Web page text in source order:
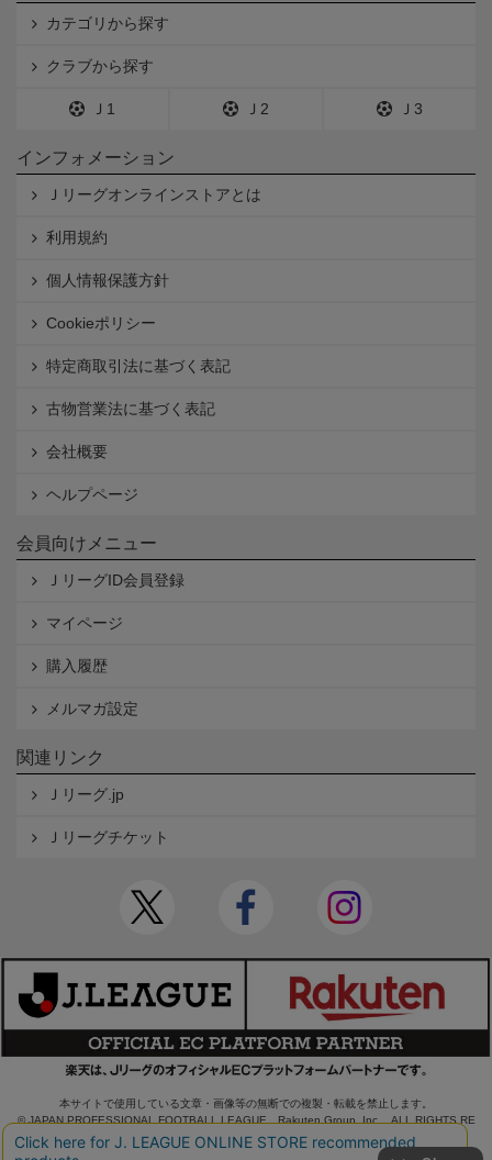
カテゴリから探す
クラブから探す
Ｊ1 Ｊ2 Ｊ3
インフォメーション
Ｊリーグオンラインストアとは
利用規約
個人情報保護方針
Cookieポリシー
特定商取引法に基づく表記
古物営業法に基づく表記
会社概要
ヘルプページ
会員向けメニュー
ＪリーグID会員登録
マイページ
購入履歴
メルマガ設定
関連リンク
Ｊリーグ.jp
Ｊリーグチケット
本サイトで使用している文章・画像等の無断での複製・転載を禁止します。
© JAPAN PROFESSIONAL FOOTBALL LEAGUE Rakuten Group, Inc. ALL RIGHTS RE
SERVED.